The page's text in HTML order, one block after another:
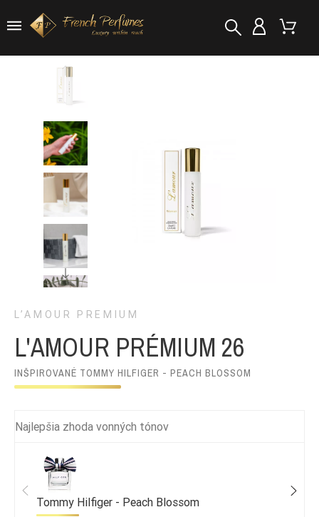
L’AMOUR PREMIUM
L'AMOUR PRÉMIUM 26
INŠPIROVANÉ TOMMY HILFIGER - PEACH BLOSSOM
Najlepšia zhoda vonných tónov
Tommy Hilfiger - Peach Blossom